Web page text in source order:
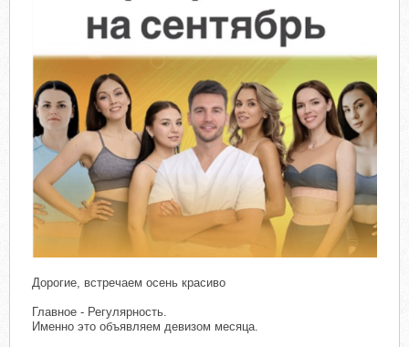
Дорогие, встречаем осень красиво
Главное - Регулярность.
Именно это объявляем девизом месяца.